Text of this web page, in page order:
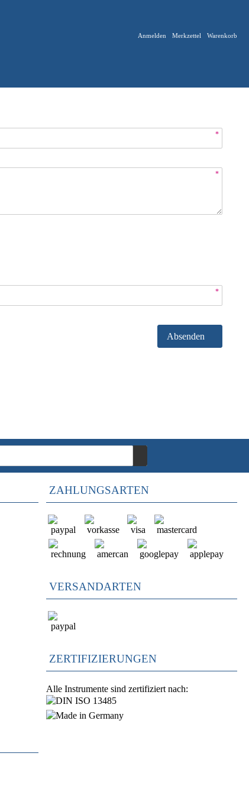
Anmelden Merkzettel Warenkorb
*
*
*
Absenden
ZAHLUNGSARTEN
VERSANDARTEN
ZERTIFIZIERUNGEN
Alle Instrumente sind zertifiziert nach: